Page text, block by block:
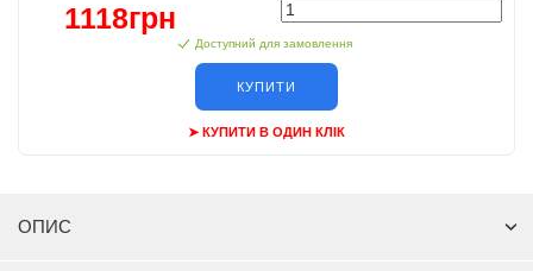
1118грн
Доступний для замовлення
КУПИТИ
➤ КУПИТИ В ОДИН КЛІК
ОПИС